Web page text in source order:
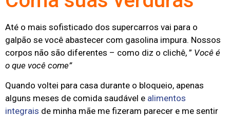
Até o mais sofisticado dos supercarros vai para o
galpão se você abastecer com gasolina impura. Nossos
corpos não são diferentes – como diz o clichê, ” Você é
o que você come”
Quando voltei para casa durante o bloqueio, apenas
alguns meses de comida saudável e alimentos
integrais de minha mãe me fizeram parecer e me sentir